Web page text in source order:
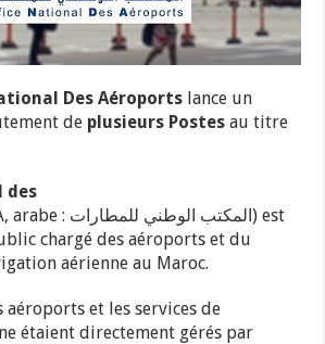
Des Aéroports lance un
de plusieurs Postes au titre
des
arabe : المكتب الوطني للمطارات) est
chargé des aéroports et du
aérienne au Maroc.
aéroports et les services de
étaient directement gérés par